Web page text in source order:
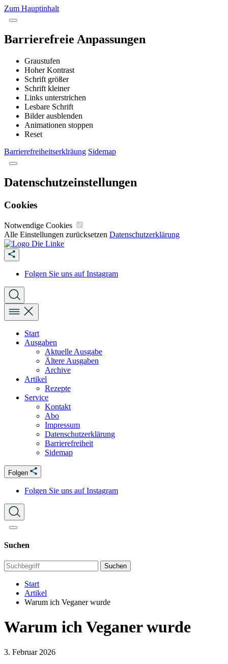
Zum Hauptinhalt
Barrierefreie Anpassungen
Graustufen
Hoher Kontrast
Schrift größer
Schrift kleiner
Links unterstrichen
Lesbare Schrift
Bilder ausblenden
Animationen stoppen
Reset
Barrierefreiheitserklräung Sidemap
Datenschutzeinstellungen
Cookies
Notwendige Cookies
Alle Einstellungen zurücksetzen Datenschutzerklärung
Folgen Sie uns auf Instagram
Start
Ausgaben
Aktuelle Ausgabe
Ältere Ausgaben
Archive
Artikel
Rezepte
Service
Kontakt
Abo
Impressum
Datenschutzerklärung
Barrierefreiheit
Sidemap
Folgen
Folgen Sie uns auf Instagram
Suchen
Suchen
Start
Artikel
Warum ich Veganer wurde
Warum ich Veganer wurde
3. Februar 2026